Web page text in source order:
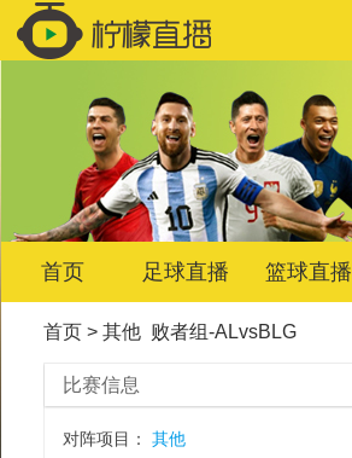
首页 足球直播 篮球直播
首页> 其他 败者组-ALvsBLG
比赛信息
对阵项目： 其他